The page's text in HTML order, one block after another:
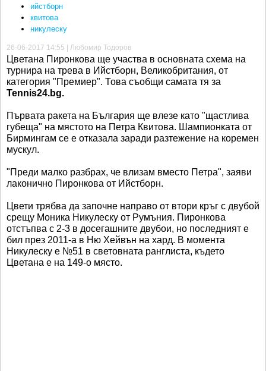
ийстборн
квитова
никулеску
26-06-2017 14:55 | Любомир Тодоров
Цветана Пиронкова ще участва в основната схема на
турнира на трева в Ийстборн, Великобритания, от
категория "Премиер". Това съобщи самата тя за
Tennis24.bg.
Първата ракета на България ще влезе като "щастлива
губеща" на мястото на Петра Квитова. Шампионката от
Бирмингам се е отказала заради разтежение на коремен
мускул.
"Преди малко разбрах, че влизам вместо Петра", заяви
лаконично Пиронкова от Ийстборн.
Цвети трябва да започне направо от втори кръг с двубой
срещу Моника Никулеску от Румъния. Пиронкова
отстъпва с 2-3 в досегашните двубои, но последният е
бил през 2011-а в Ню Хейвън на хард. В момента
Никулеску е №51 в световната ранглиста, където
Цветана е на 149-о място.